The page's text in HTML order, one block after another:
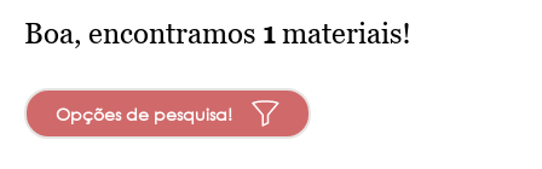
Boa, encontramos 1materiais!
Opções de pesquisa!